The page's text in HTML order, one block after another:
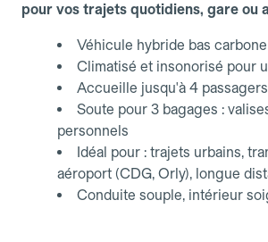
pour vos trajets quotidiens, gare ou
Véhicule hybride bas
Climatisé et insonorisé pour
Accueille jusqu'à 4
Soute pour 3 bagages :
personnels
Idéal pour : trajets urbains,
aéroport (CDG, Orly), longue
Conduite souple, intérieur